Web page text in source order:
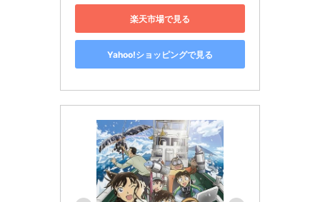
楽天市場で見る
Yahoo!ショッピングで見る